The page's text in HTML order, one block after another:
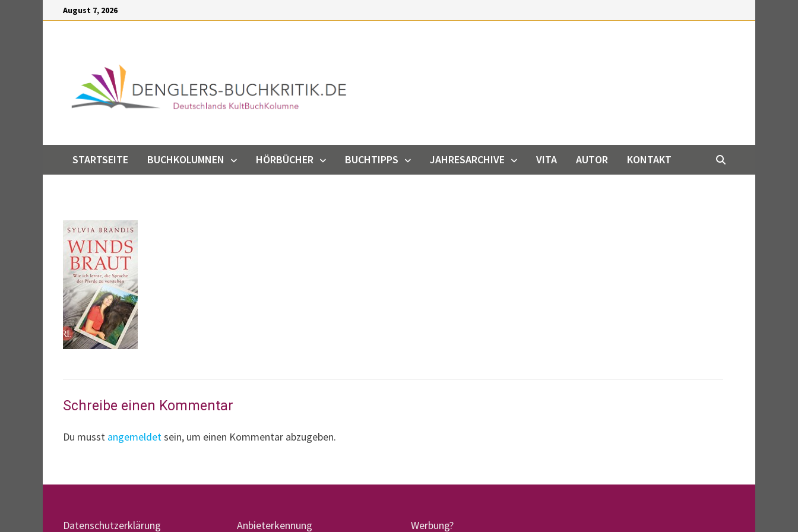
Inhalt
August 7, 2026
STARTSEITE BUCHKOLUMNEN HÖRBÜCHER BUCHTIPPS JAHRESARCHIVE VITA AUTOR KONTAKT
Schreibe einen Kommentar
Du musst angemeldetsein, um einen Kommentar abzugeben.
Datenschutzerklärung Anbieterkennung Werbung?